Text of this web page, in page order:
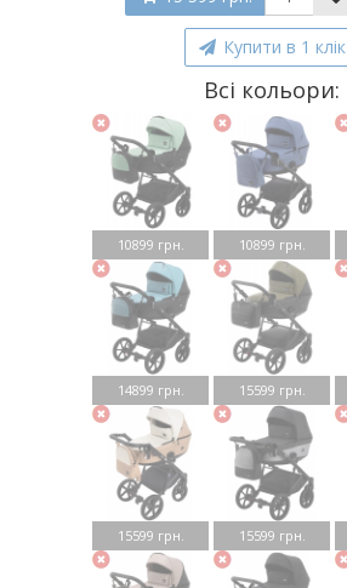
Купити в 1 клік
Всі кольори:
10899 грн. 10899 грн.
14899 грн. 15599 грн.
15599 грн. 15599 грн.